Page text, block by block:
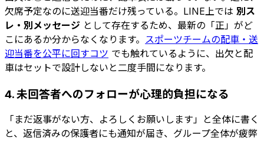
欠席予定なのに送迎当番だけ残っている。LINE上では 別ス
レ・別メッセージ として存在するため、最新の「正」がど
こにあるか分からなくなります。 スポーツチームの配車・送
迎当番を公平に回すコツ でも触れているように、出欠と配
車はセットで設計しないと二度手間になります。
4. 未回答者へのフォローが心理的負担になる
「まだ返事がない方、よろしくお願いします」と全体に書く
と、返信済みの保護者にも通知が届き、グループ全体が疲弊